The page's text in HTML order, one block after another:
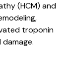
(HCM) and
troponin